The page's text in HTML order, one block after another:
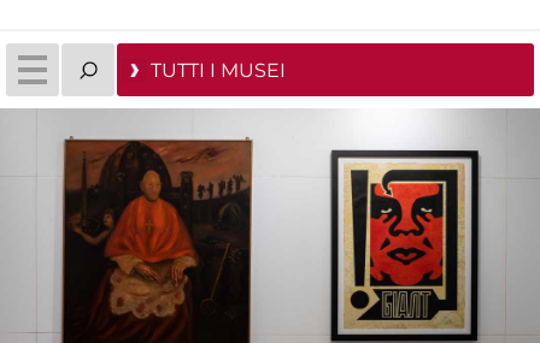
TUTTI I MUSEI